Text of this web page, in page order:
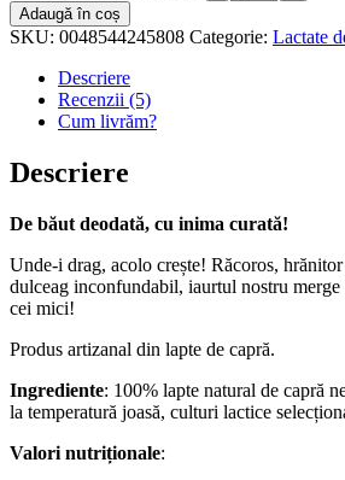
Adaugă în coș
SKU: 0048544245808 Categorie: Lactate
Descriere
Recenzii (5)
Cum livrăm?
Descriere
De băut deodată, cu inima curată!
Unde-i drag, acolo crește! Răcoros,
dulceag inconfundabil, iaurtul nostru
cei mici!
Produs artizanal din lapte de capră.
Ingrediente: 100% lapte natural de capră
la temperatură joasă, culturi lactice
Valori nutriționale: